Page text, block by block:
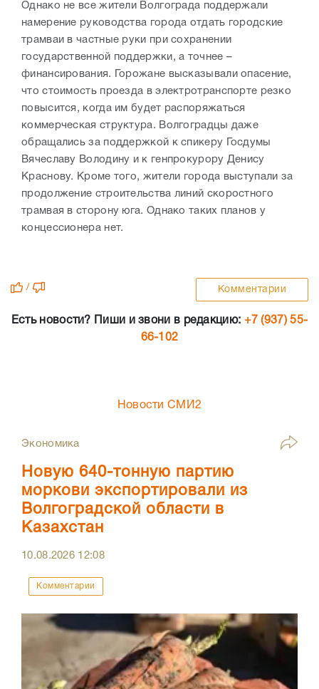
Однако не все жители Волгограда поддержали
намерение руководства города отдать городские
трамваи в частные руки при сохранении
государственной поддержки, а точнее –
финансирования. Горожане высказывали опасение,
что стоимость проезда в электротранспорте резко
повысится, когда им будет распоряжаться
коммерческая структура. Волгоградцы даже
обращались за поддержкой к спикеру Госдумы
Вячеславу Володину и к генпрокурору Денису
Краснову. Кроме того, жители города выступали за
продолжение строительства линий скоростного
трамвая в сторону юга. Однако таких планов у
концессионера нет.
/ Комментарии
Есть новости? Пиши и звони в редакцию: +7 (937) 55-
66-102
Новости СМИ2
Экономика
Новую 640-тонную партию
моркови экспортировали из
Волгоградской области в
Казахстан
10.08.2026 12:08
Комментарии